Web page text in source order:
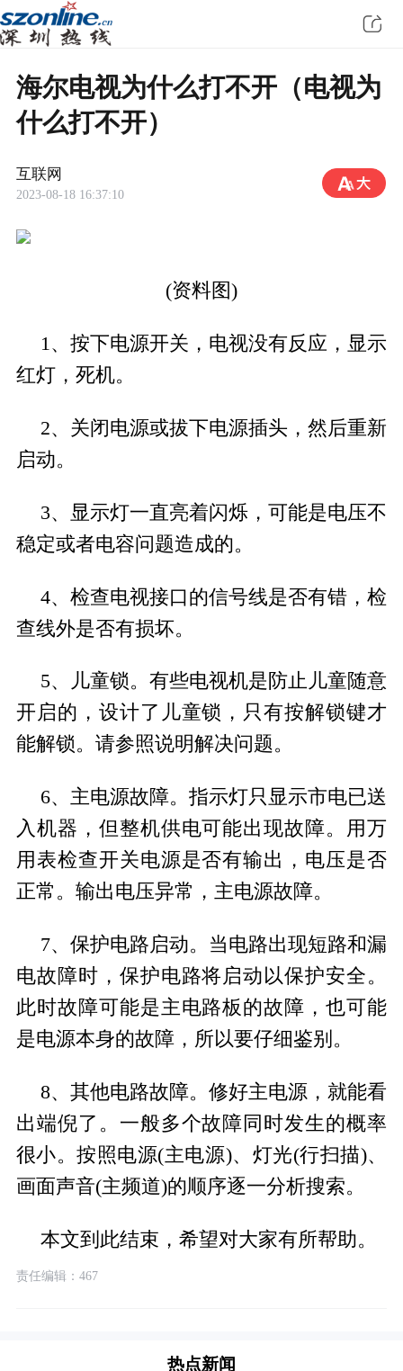
海尔电视为什么打不开（电视为
什么打不开）
互联网
2023-08-18 16:37:10
(资料图)
1、按下电源开关，电视没有反应，显示
红灯，死机。
2、关闭电源或拔下电源插头，然后重新
启动。
3、显示灯一直亮着闪烁，可能是电压不
稳定或者电容问题造成的。
4、检查电视接口的信号线是否有错，检
查线外是否有损坏。
5、儿童锁。有些电视机是防止儿童随意
开启的，设计了儿童锁，只有按解锁键才
能解锁。请参照说明解决问题。
6、主电源故障。指示灯只显示市电已送
入机器，但整机供电可能出现故障。用万
用表检查开关电源是否有输出，电压是否
正常。输出电压异常，主电源故障。
7、保护电路启动。当电路出现短路和漏
电故障时，保护电路将启动以保护安全。
此时故障可能是主电路板的故障，也可能
是电源本身的故障，所以要仔细鉴别。
8、其他电路故障。修好主电源，就能看
出端倪了。一般多个故障同时发生的概率
很小。按照电源(主电源)、灯光(行扫描)、
画面声音(主频道)的顺序逐一分析搜索。
本文到此结束，希望对大家有所帮助。
责任编辑：467
热点新闻